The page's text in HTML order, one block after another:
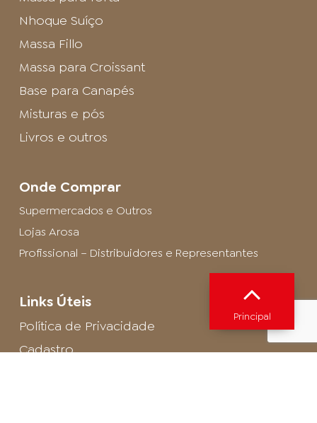
Nhoque Suíço
Massa Fillo
Massa para Croissant
Base para Canapés
Misturas e pós
Livros e outros
Onde Comprar
Supermercados e Outros
Lojas Arosa
Profissional – Distribuidores e Representantes
Links Úteis
Política de Privacidade
Cadastro
Principal